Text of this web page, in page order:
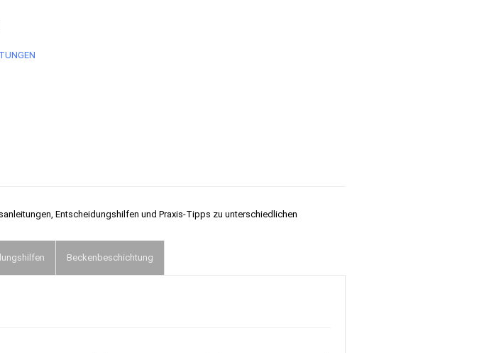
Entscheidungshilfen und Praxis-Tipps zu unterschiedlichen
Beckenbeschichtung